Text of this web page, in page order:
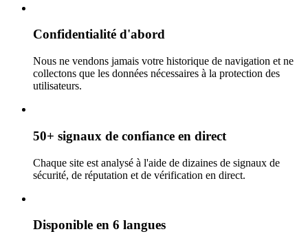
Confidentialité d'abord
Nous ne vendons jamais votre historique de navigation et ne
collectons que les données nécessaires à la protection des
utilisateurs.
50+ signaux de confiance en direct
Chaque site est analysé à l'aide de dizaines de signaux de
sécurité, de réputation et de vérification en direct.
Disponible en 6 langues